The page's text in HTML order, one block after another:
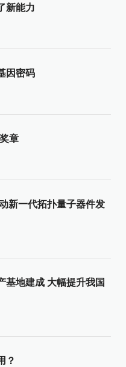
新能力
因密码
章
新一代拓扑量子器件发
基地建成 大幅提升我国
？